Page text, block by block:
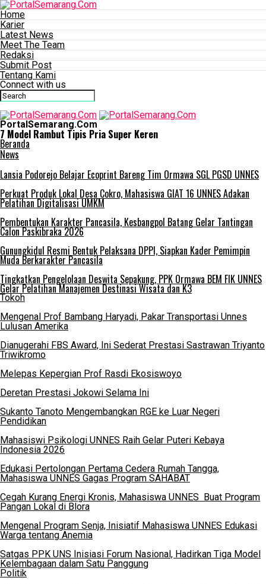
Home
Karier
Latest News
Meet The Team
Redaksi
Submit Post
Tentang Kami
Connect with us
PortalSemarang.Com
7 Model Rambut Tipis Pria Super Keren
Beranda
News
Lansia Podorejo Belajar Ecoprint Bareng Tim Ormawa SGL PGSD UNNES
Perkuat Produk Lokal Desa Cokro, Mahasiswa GIAT 16 UNNES Adakan
Pelatihan Digitalisasi UMKM
Pembentukan Karakter Pancasila, Kesbangpol Batang Gelar Tantingan
Calon Paskibraka 2026
Gunungkidul Resmi Bentuk Pelaksana DPPI, Siapkan Kader Pemimpin
Muda Berkarakter Pancasila
Tingkatkan Pengelolaan Deswita Sepakung, PPK Ormawa BEM FIK UNNES
Gelar Pelatihan Manajemen Destinasi Wisata dan K3
Tokoh
Mengenal Prof Bambang Haryadi, Pakar Transportasi Unnes
Lulusan Amerika
Dianugerahi FBS Award, Ini Sederat Prestasi Sastrawan Triyanto
Triwikromo
Melepas Kepergian Prof Rasdi Ekosiswoyo
Deretan Prestasi Jokowi Selama Ini
Sukanto Tanoto Mengembangkan RGE ke Luar Negeri
Pendidikan
Mahasiswi Psikologi UNNES Raih Gelar Puteri Kebaya
Indonesia 2026
Edukasi Pertolongan Pertama Cedera Rumah Tangga,
Mahasiswa UNNES Gagas Program SAHABAT
Cegah Kurang Energi Kronis, Mahasiswa UNNES Buat Program
Pangan Lokal di Blora
Mengenal Program Senja, Inisiatif Mahasiswa UNNES Edukasi
Warga tentang Anemia
Satgas PPK UNS Inisiasi Forum Nasional, Hadirkan Tiga Model
Kelembagaan dalam Satu Panggung
Politik